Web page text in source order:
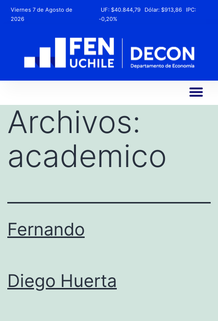
Viernes 7 de Agosto de
2026
UF: $40.844,79 Dólar: $913,86
IPC:
-0,20%
Archivos:
academico
Fernando
Diego Huerta